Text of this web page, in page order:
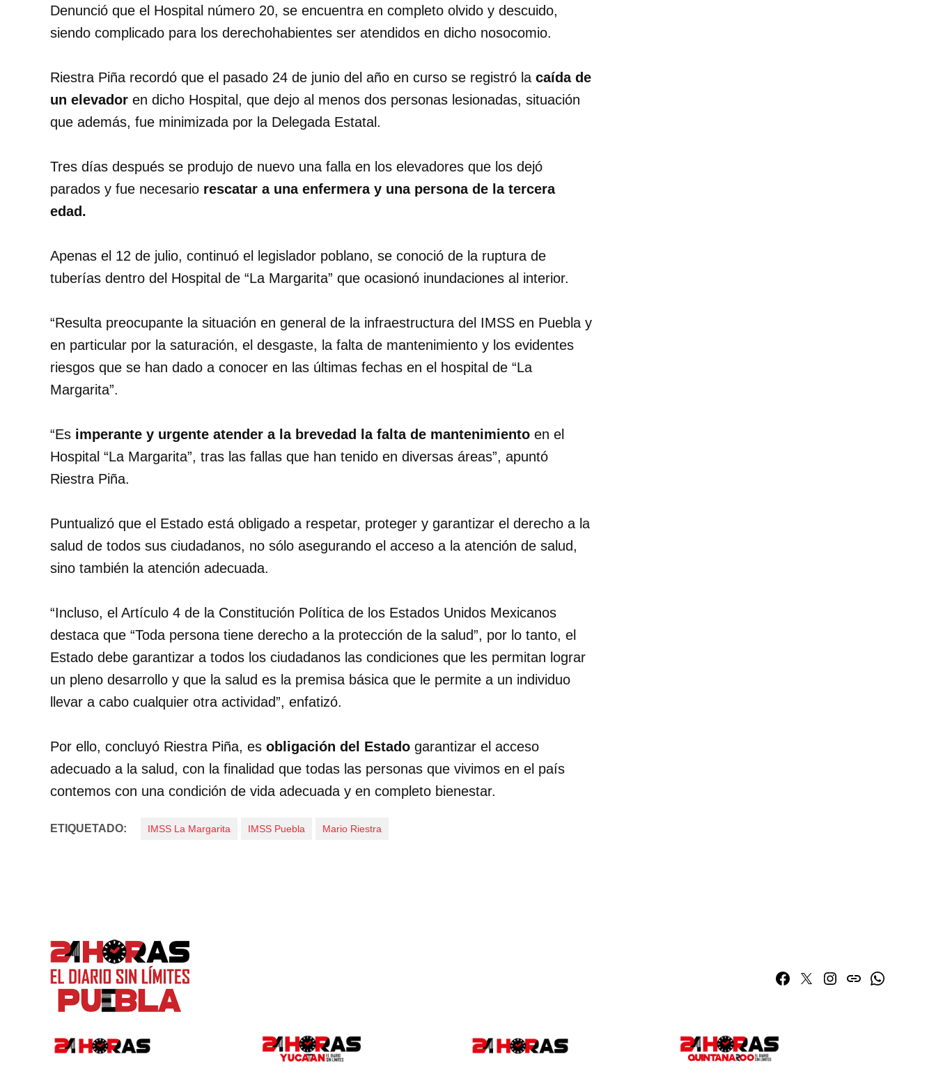
Denunció que el Hospital número 20, se encuentra en completo olvido y descuido,
siendo complicado para los derechohabientes ser atendidos en dicho nosocomio.
Riestra Piña recordó que el pasado 24 de junio del año en curso se registró la caída de
un elevador en dicho Hospital, que dejo al menos dos personas lesionadas, situación
que además, fue minimizada por la Delegada Estatal.
Tres días después se produjo de nuevo una falla en los elevadores que los dejó
parados y fue necesario rescatar a una enfermera y una persona de la tercera
edad.
Apenas el 12 de julio, continuó el legislador poblano, se conoció de la ruptura de
tuberías dentro del Hospital de “La Margarita” que ocasionó inundaciones al interior.
“Resulta preocupante la situación en general de la infraestructura del IMSS en Puebla y
en particular por la saturación, el desgaste, la falta de mantenimiento y los evidentes
riesgos que se han dado a conocer en las últimas fechas en el hospital de “La
Margarita”.
“Es imperante y urgente atender a la brevedad la falta de mantenimiento en el
Hospital “La Margarita”, tras las fallas que han tenido en diversas áreas”, apuntó
Riestra Piña.
Puntualizó que el Estado está obligado a respetar, proteger y garantizar el derecho a la
salud de todos sus ciudadanos, no sólo asegurando el acceso a la atención de salud,
sino también la atención adecuada.
“Incluso, el Artículo 4 de la Constitución Política de los Estados Unidos Mexicanos
destaca que “Toda persona tiene derecho a la protección de la salud”, por lo tanto, el
Estado debe garantizar a todos los ciudadanos las condiciones que les permitan lograr
un pleno desarrollo y que la salud es la premisa básica que le permite a un individuo
llevar a cabo cualquier otra actividad”, enfatizó.
Por ello, concluyó Riestra Piña, es obligación del Estado garantizar el acceso
adecuado a la salud, con la finalidad que todas las personas que vivimos en el país
contemos con una condición de vida adecuada y en completo bienestar.
ETIQUETADO: IMSS La Margarita IMSS Puebla Mario Riestra
Facebook
TwitterInstagram
issuuWhatsapp